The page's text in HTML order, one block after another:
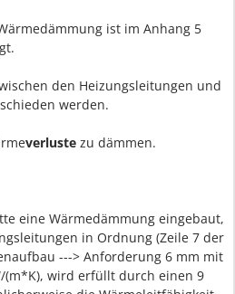
ist im Anhang 5
den Heizungsleitungen und
werden.
verluste zu dämmen.
eine Wärmedämmung eingebaut,
in Ordnung (Zeile 7 der
---> Anforderung 6 mm mit
(m*K), wird erfüllt durch einen 9